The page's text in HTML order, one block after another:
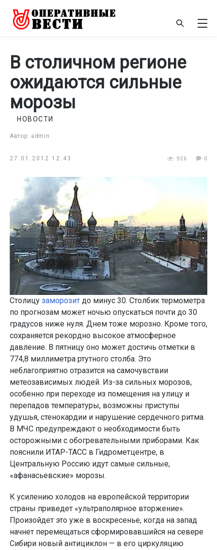
В столичном регионе
ожидаются сильные
морозы
Автор: admin
НОВОСТИ
27.01.2012 12:43 926 0
Столицу заморозит до минус 30. Столбик термометра
по прогнозам может ночью опускаться почти до 30
градусов ниже нуля. Днем тоже морозно. Кроме того,
сохраняется рекордно высокое атмосферное
давление. В пятницу оно может достичь отметки в
774,8 миллиметра ртутного столба. Это
неблагоприятно отразится на самочувствии
метеозависимых людей. Из-за сильных морозов,
особенно при переходе из помещения на улицу и
перепадов температуры, возможны приступы
удушья, стенокардии и нарушение сердечного ритма.
В МЧС предупреждают о необходимости быть
осторожными с обогревательными приборами. Как
пояснили ИТАР-ТАСС в Гидрометцентре, в
Центральную Россию идут самые сильные,
«афанасьевские» морозы.
К усилению холодов на европейской территории
страны приведет «ультраполярное вторжение».
Произойдет это уже в воскресенье, когда на запад
начнет перемещаться сформировавшийся на севере
Сибири новый антициклон — в его циркуляцию